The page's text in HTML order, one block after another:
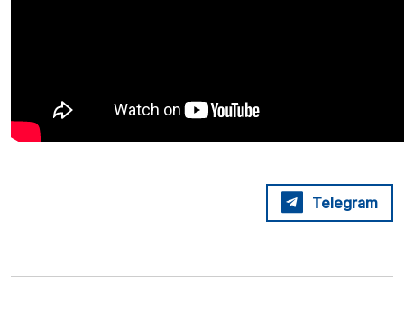
Telegram